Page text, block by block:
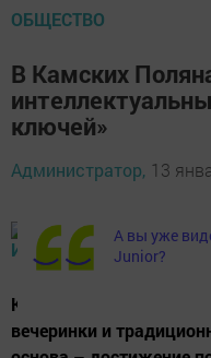
ОБЩЕСТВО
В Камских
ключей»
Администратор, 13
Квест – это
вечеринки и
А вы уже
Junior?